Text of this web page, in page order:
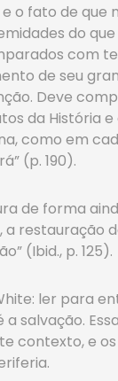
o fato de que
do
com
de seu
Deve
da História
como em
(p. 190).
de forma
restauração
(Ibid., p. 125).
ler para
salvação.
contexto, e